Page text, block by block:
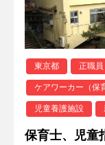
東京都 正職員
ケアワーカー（保
児童養護施設
保育士、児童